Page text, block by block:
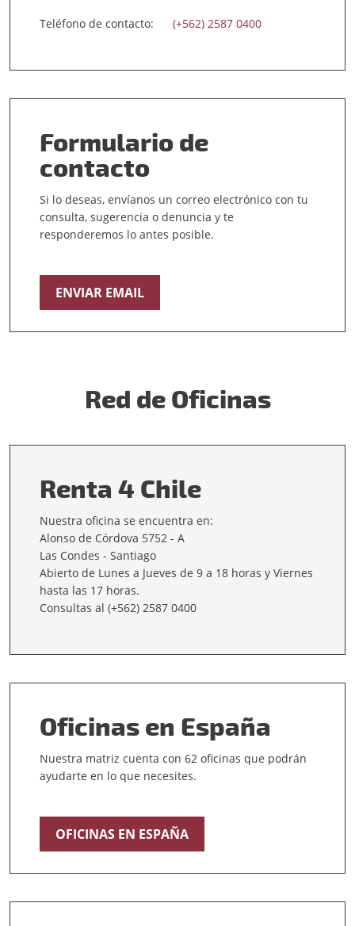
Teléfono de contacto: (+562) 2587 0400
Formulario de
contacto
Si lo deseas, envíanos un correo electrónico con tu
consulta, sugerencia o denuncia y te
responderemos lo antes posible.
ENVIAR EMAIL
Red de Oficinas
Renta 4 Chile
Nuestra oficina se encuentra en:
Alonso de Córdova 5752 - A
Las Condes - Santiago
Abierto de Lunes a Jueves de 9 a 18 horas y Viernes
hasta las 17 horas.
Consultas al (+562) 2587 0400
Oficinas en España
Nuestra matriz cuenta con 62 oficinas que podrán
ayudarte en lo que necesites.
OFICINAS EN ESPAÑA